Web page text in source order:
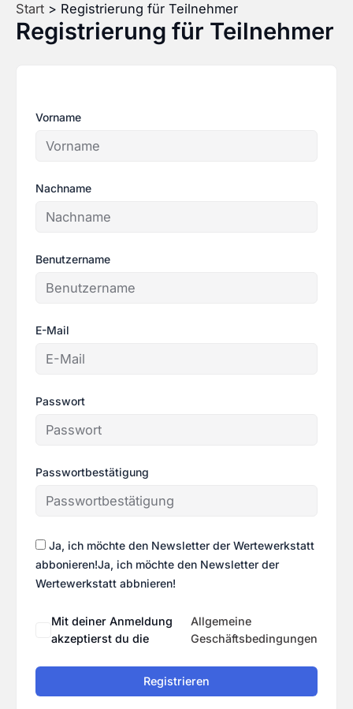
Start
Registrierung für Teilnehmer
Registrierung für Teilnehmer
Vorname
Nachname
Benutzername
E-Mail
Passwort
Passwortbestätigung
Ja, ich möchte den Newsletter der Wertewerkstatt
abbonieren!Ja, ich möchte den Newsletter der
Wertewerkstatt abbnieren!
Mit deiner Anmeldung
akzeptierst du die
Allgemeine
Geschäftsbedingungen
Registrieren